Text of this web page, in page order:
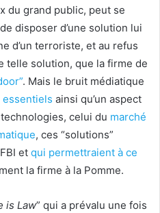
du grand public, peut se
disposer d’une solution lui
d’un terroriste, et au refus
telle solution, que la firme de
. Mais le bruit médiatique
ainsi qu’un aspect
celui du marché
, ces “solutions”
et qui permettraient à ce
la firme à la Pomme.
is Law” qui a prévalu une fois